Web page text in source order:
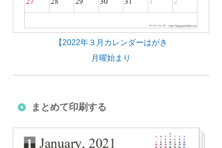
【2022年３月カレンダーはがき
月曜始まり
まとめて印刷する